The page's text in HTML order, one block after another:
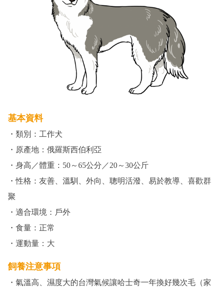
基本資料
・類別：工作犬
・原產地：俄羅斯西伯利亞
・身高／體重：50～65公分／20～30公斤
・性格：友善、溫馴、外向、聰明活潑、易於教導、喜歡群
聚
・適合環境：戶外
・食量：正常
・運動量：大
飼養注意事項
・氣溫高、濕度大的台灣氣候讓哈士奇一年換好幾次毛（家